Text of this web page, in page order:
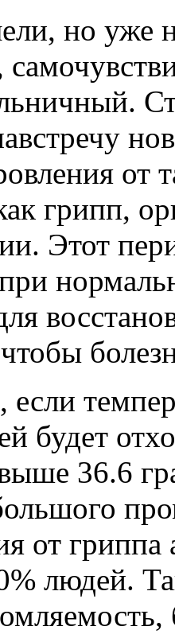
но уже
от
грипп,
Этот
если
будет
36.6
от
людей.